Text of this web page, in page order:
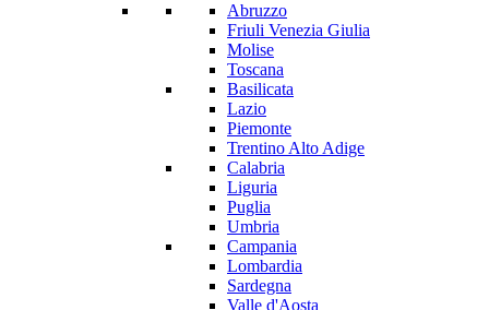
Abruzzo
Friuli Venezia Giulia
Molise
Toscana
Basilicata
Lazio
Piemonte
Trentino Alto Adige
Calabria
Liguria
Puglia
Umbria
Campania
Lombardia
Sardegna
Valle d'Aosta